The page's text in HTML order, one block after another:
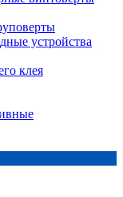
устройства
клея